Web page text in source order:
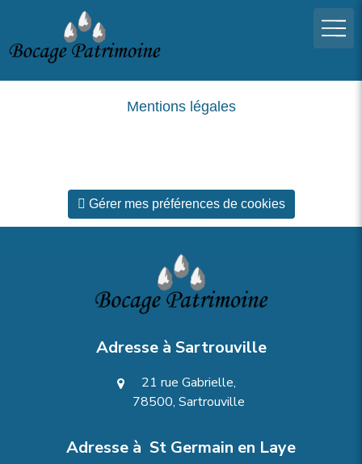
Mentions légales
Gérer mes préférences de cookies
Adresse à Sartrouville
21 rue Gabrielle,
78500, Sartrouville
Adresse à St Germain en Laye